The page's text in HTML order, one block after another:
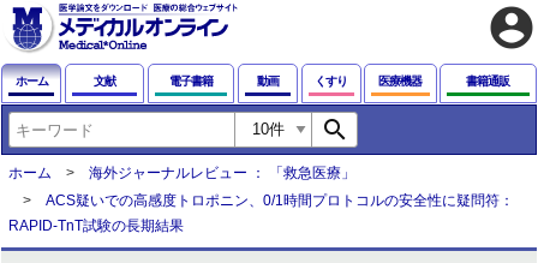
account_circle
ホーム 文献 電子書籍 動画 くすり 医療機器 書籍通販
search
ホーム
海外ジャーナルレビュー ： 「救急医療」
ACS疑いでの高感度トロポニン、0/1時間プロトコルの安全性に疑問符：
RAPID-TnT試験の長期結果